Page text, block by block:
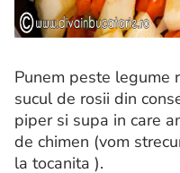
Punem peste legume
sucul de rosii din
piper si supa in care
de chimen (vom
la tocanita ).